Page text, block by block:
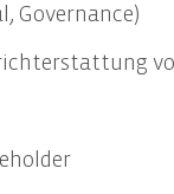
Governance)